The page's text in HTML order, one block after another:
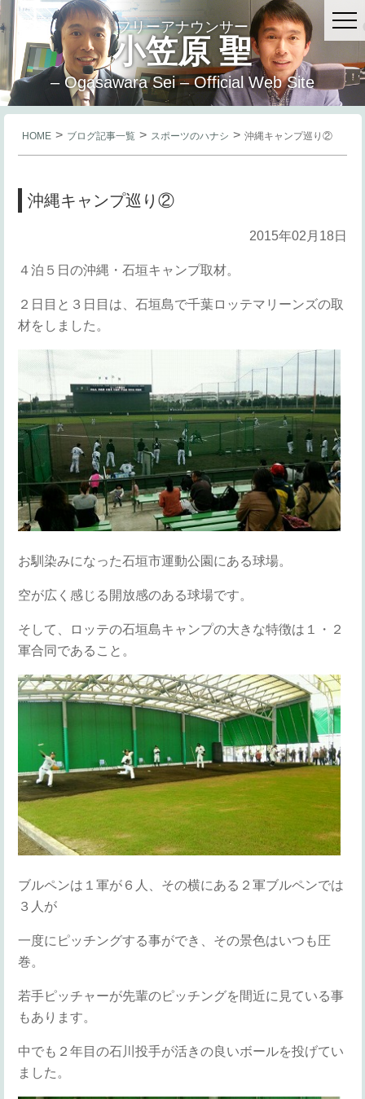
フリーアナウンサー
小笠原 聖
– Ogasawara Sei – Official Web Site
HOME > ブログ記事一覧 > スポーツのハナシ > 沖縄キャンプ巡り②
沖縄キャンプ巡り②
2015年02月18日
４泊５日の沖縄・石垣キャンプ取材。
２日目と３日目は、石垣島で千葉ロッテマリーンズの取
材をしました。
お馴染みになった石垣市運動公園にある球場。
空が広く感じる開放感のある球場です。
そして、ロッテの石垣島キャンプの大きな特徴は１・２
軍合同であること。
ブルペンは１軍が６人、その横にある２軍ブルペンでは
３人が
一度にピッチングする事ができ、その景色はいつも圧
巻。
若手ピッチャーが先輩のピッチングを間近に見ている事
もあります。
中でも２年目の石川投手が活きの良いボールを投げてい
ました。